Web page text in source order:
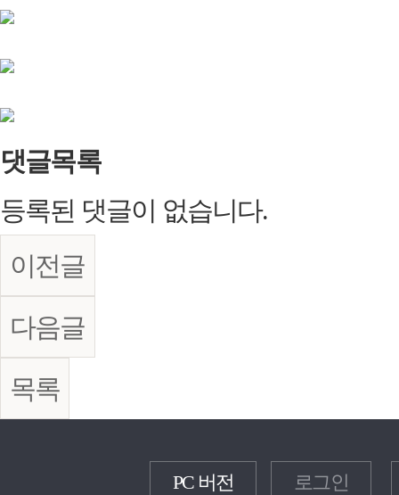
댓글목록
등록된 댓글이 없습니다.
이전글
다음글
목록
PC 버전 로그인